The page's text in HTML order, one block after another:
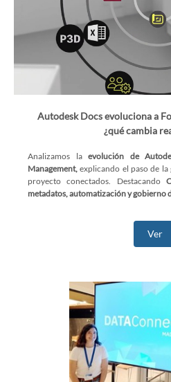
Autodesk Docs evoluciona a
¿qué cambia
Analizamos la evolución de
Management, explicando el paso de
proyecto conectados. Destacando
metadatos, automatización y gobierno
Ver